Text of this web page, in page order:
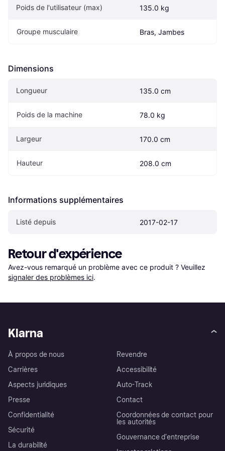
Poids de l'utilisateur (max) 135.0 kg
Groupe musculaire Bras, Jambes
Dimensions
Longueur 135.0 cm
Poids de la machine 78.0 kg
Largeur 170.0 cm
Hauteur 208.0 cm
Informations supplémentaires
Listé depuis 2017-02-17
Retour d'expérience
Avez-vous remarqué un problème avec ce produit ? Veuillez
signaler des problèmes ici.
Klarna
À propos de nous
Carrières
Aspects juridiques
Presse
Confidentialité
Sécurité
La durabilité
Revendre
Accessibilité
Auto-Track
Contact
Coordonnées de contact pour
les autorités
Gouvernance d’entreprise